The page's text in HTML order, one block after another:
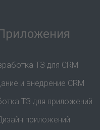
ТЗ для CRM
и внедрение CRM
ТЗ для приложений
приложений